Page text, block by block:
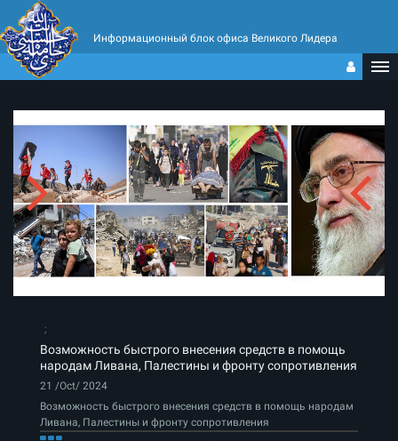
Информационный блок офиса Великого Лидера
Возможность быстрого внесения средств в помощь
народам Ливана, Палестины и фронту сопротивления
21 /Oct/ 2024
Возможность быстрого внесения средств в помощь народам
Ливана, Палестины и фронту сопротивления